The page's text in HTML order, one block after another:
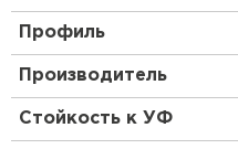
Профиль
Производитель
Стойкость к УФ